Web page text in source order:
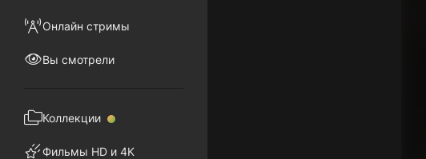
Онлайн стримы
Вы смотрели
Коллекции
Фильмы HD и 4K